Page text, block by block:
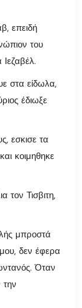
επειδή
του
στα είδωλα,
έδιωξε
εσκισε τα
κοιμηθηκε
τον Τισβιτη,
μπροστά
δεν έφερα
Όταν
την